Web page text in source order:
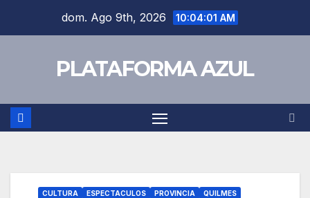
dom. Ago 9th, 2026 10:04:02 AM
PLATAFORMA AZUL
CULTURA ESPECTACULOS PROVINCIA
QUILMES